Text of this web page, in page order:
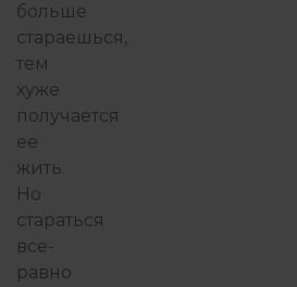
больше
стараешься,
тем
хуже
получается
ее
жить.
Но
стараться
все-
равно